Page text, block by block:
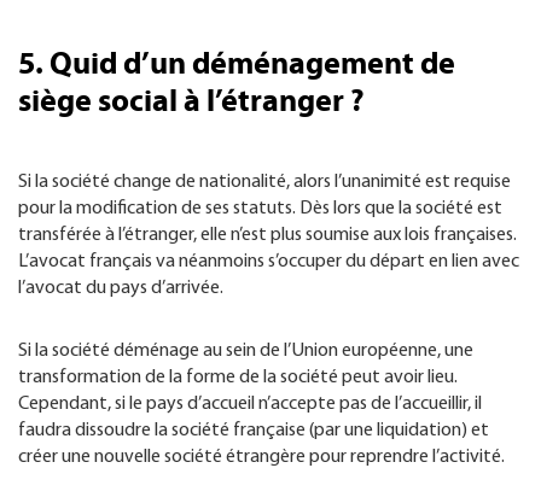
5. Quid d’un déménagement de
siège social à l’étranger ?
Si la société change de nationalité, alors l’unanimité est requise
pour la modification de ses statuts. Dès lors que la société est
transférée à l’étranger, elle n’est plus soumise aux lois françaises.
L’avocat français va néanmoins s’occuper du départ en lien avec
l’avocat du pays d’arrivée.
Si la société déménage au sein de l’Union européenne, une
transformation de la forme de la société peut avoir lieu.
Cependant, si le pays d’accueil n’accepte pas de l’accueillir, il
faudra dissoudre la société française (par une liquidation) et
créer une nouvelle société étrangère pour reprendre l’activité.